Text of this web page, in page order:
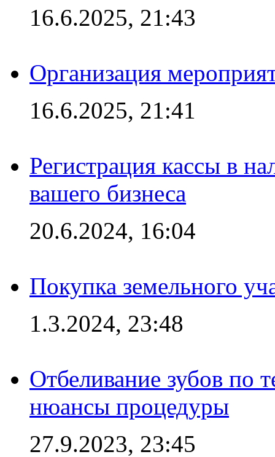
16.6.2025, 21:43
Организация
16.6.2025, 21:41
Регистрация кассы в
вашего бизнеса
20.6.2024, 16:04
Покупка земельного
1.3.2024, 23:48
Отбеливание зубов по
нюансы процедуры
27.9.2023, 23:45